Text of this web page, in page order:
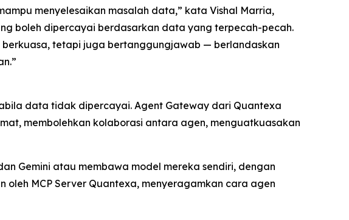
menyelesaikan masalah data,” kata Vishal Marria,
boleh dipercayai berdasarkan data yang terpecah-pecah.
berkuasa, tetapi juga bertanggungjawab — berlandaskan
data tidak dipercayai. Agent Gateway dari Quantexa
membolehkan kolaborasi antara agen, menguatkuasakan
Gemini atau membawa model mereka sendiri, dengan
MCP Server Quantexa, menyeragamkan cara agen